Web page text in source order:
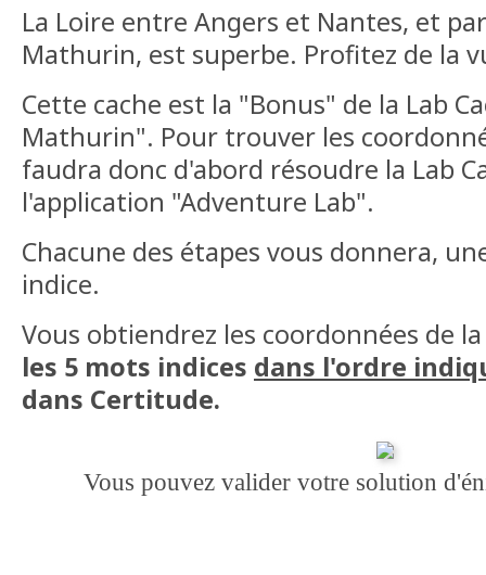
La Loire entre Angers et Nantes, et
Mathurin, est superbe. Profitez de la
Cette cache est la "Bonus" de la Lab
Mathurin". Pour trouver les
faudra donc d'abord résoudre la Lab
l'application "Adventure Lab".
Chacune des étapes vous donnera,
indice.
Vous obtiendrez les coordonnées de
les 5 mots indices dans l'ordre
dans Certitude.
Vous pouvez valider votre solution